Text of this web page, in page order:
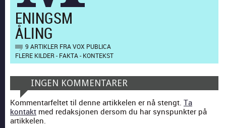
ENINGSM
ÅLING
9 ARTIKLER FRA VOX PUBLICA
FLERE KILDER - FAKTA - KONTEKST
INGEN KOMMENTARER
Kommentarfeltet til denne artikkelen er nå stengt. Ta
kontakt med redaksjonen dersom du har synspunkter på
artikkelen.